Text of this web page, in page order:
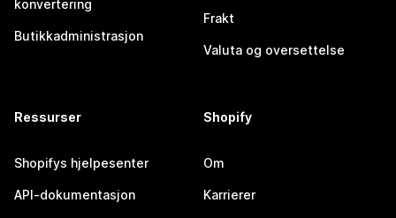
konvertering
Butikkadministrasjon
Frakt
Valuta og oversettelse
Ressurser
Shopifys hjelpesenter
API-dokumentasjon
Shopify
Om
Karrierer